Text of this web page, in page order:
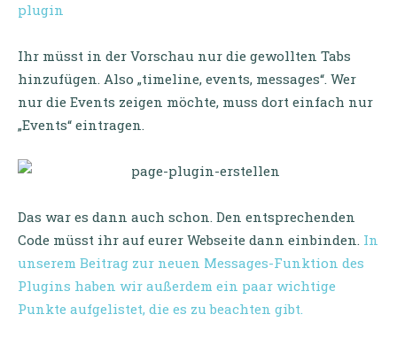
plugin
Ihr müsst in der Vorschau nur die gewollten Tabs
hinzufügen. Also „timeline, events, messages“. Wer
nur die Events zeigen möchte, muss dort einfach nur
„Events“ eintragen.
Das war es dann auch schon. Den entsprechenden
Code müsst ihr auf eurer Webseite dann einbinden. In
unserem Beitrag zur neuen Messages-Funktion des
Plugins haben wir außerdem ein paar wichtige
Punkte aufgelistet, die es zu beachten gibt.